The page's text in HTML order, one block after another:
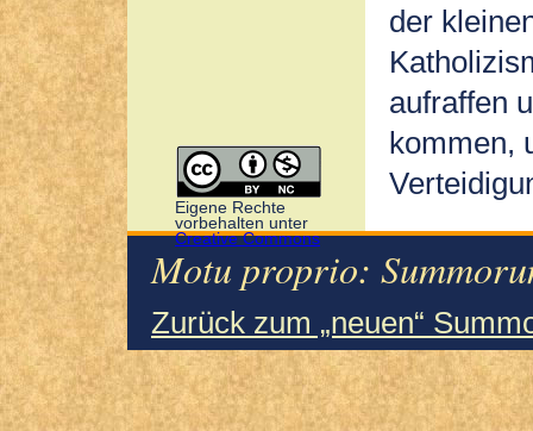
der
aufraffen
kommen,
Motu proprio:
Eigene Rechte
vorbehalten unter
Creative Commons
Zurück zum „neuen“